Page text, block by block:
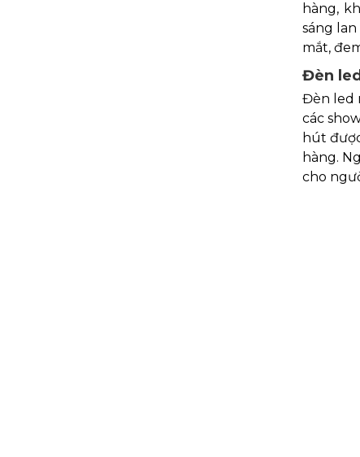
hàng,
sáng
mắt,
Đèn
Đèn led
các
hút
hàng.
cho